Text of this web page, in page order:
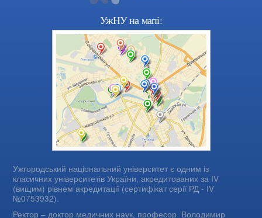
УжНУ на мапі:
Ужгородський національний університет є одним із
класичних університетів України, акредитованих за IV
(вищим) рівнем акредитації (сертифікат серії РД - IV
№0753932).
Ректор – доктор медичних наук, професор Володимир